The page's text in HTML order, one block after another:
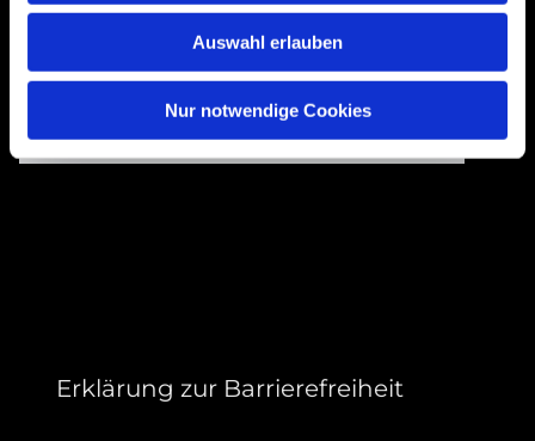
Auswahl erlauben
Nur notwendige Cookies
Bitte akzeptieren Sie Marketing-Cookies,
Erklärung zur Barrierefreiheit